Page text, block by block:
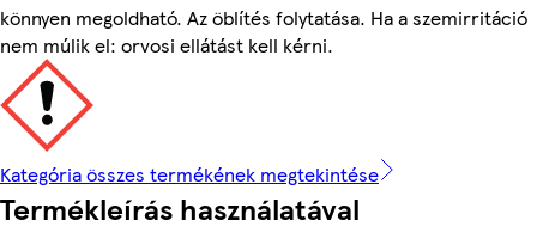
könnyen megoldható. Az öblítés folytatása. Ha a szemirritáció
nem múlik el: orvosi ellátást kell kérni.
Kategória összes termékének megtekintése
Termékleírás használatával